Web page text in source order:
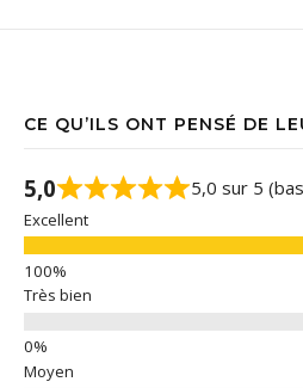
CE QU’ILS ONT PENSÉ DE
5,0 5,0 sur 5
Excellent
Très bien
Moyen